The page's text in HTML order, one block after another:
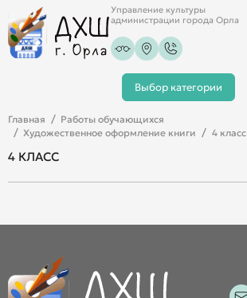
Управление культуры
администрации города Орла
Выбор категории
Главная
Работы обучающихся
Художественное оформление книги
4 класс
4 КЛАСС